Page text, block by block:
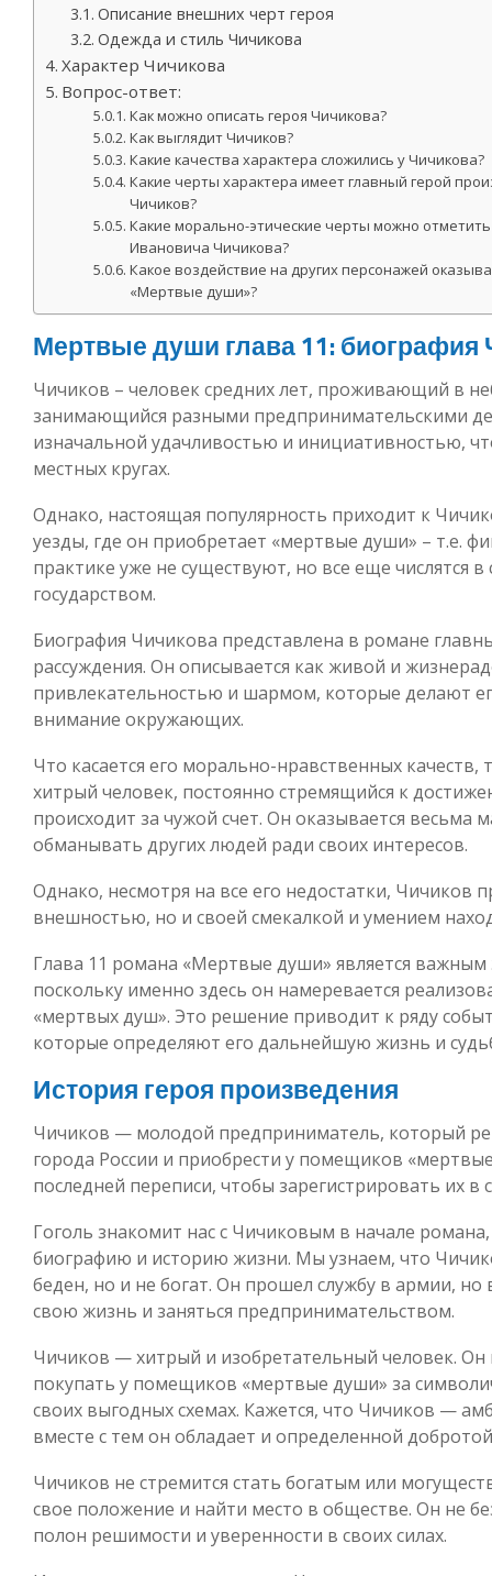
Описание внешних черт героя
Одежда и стиль Чичикова
Характер Чичикова
Вопрос-ответ:
Как можно описать героя Чичикова?
Как выглядит Чичиков?
Какие качества характера сложились у Чичикова?
Какие черты характера имеет главный герой
Чичиков?
Какие морально-этические черты можно
Ивановича Чичикова?
Какое воздействие на других персонажей
«Мертвые души»?
Мертвые души глава 11: биография
Чичиков – человек средних лет, проживающий в
занимающийся разными предпринимательскими
изначальной удачливостью и инициативностью,
местных кругах.
Однако, настоящая популярность приходит к
уезды, где он приобретает «мертвые души» – т.е.
практике уже не существуют, но все еще числятся в
государством.
Биография Чичикова представлена в романе
рассуждения. Он описывается как живой и
привлекательностью и шармом, которые делают
внимание окружающих.
Что касается его морально-нравственных
хитрый человек, постоянно стремящийся к
происходит за чужой счет. Он оказывается
обманывать других людей ради своих интересов.
Однако, несмотря на все его недостатки, Чичиков
внешностью, но и своей смекалкой и умением
Глава 11 романа «Мертвые души» является
поскольку именно здесь он намеревается
«мертвых душ». Это решение приводит к ряду
которые определяют его дальнейшую жизнь и
История героя произведения
Чичиков — молодой предприниматель, который
города России и приобрести у помещиков
последней переписи, чтобы зарегистрировать их
Гоголь знакомит нас с Чичиковым в начале
биографию и историю жизни. Мы узнаем, что
беден, но и не богат. Он прошел службу в армии,
свою жизнь и заняться предпринимательством.
Чичиков — хитрый и изобретательный человек.
покупать у помещиков «мертвые души» за
своих выгодных схемах. Кажется, что Чичиков —
вместе с тем он обладает и определенной
Чичиков не стремится стать богатым или
свое положение и найти место в обществе. Он не
полон решимости и уверенности в своих силах.